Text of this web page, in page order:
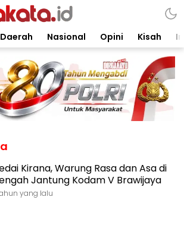
Suara Bergerak
Daerah Nasional Opini Kisah
Kirana, Warung Rasa dan Asa di
Jantung Kodam V Brawijaya
yang lalu